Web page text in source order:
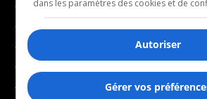
- Culture
- Économie
- Éducation
- Environnement
- Faits divers
- Affaires
dans les paramètres des cookies et de
Autoriser
Gérer vos